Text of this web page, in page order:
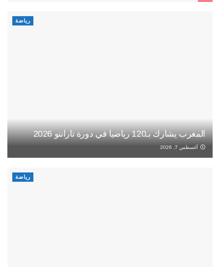
رياضة
المغرب يشارك بـ120 رياضيا في دورة تارانتو 2026
أغسطس 7, 2026
رياضة